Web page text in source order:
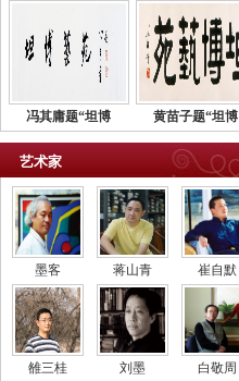
冯其庸题“坦博 黄苗子题“坦博
艺术家
墨客 蒋山青 崔自默
雒三桂 刘墨 白敬周